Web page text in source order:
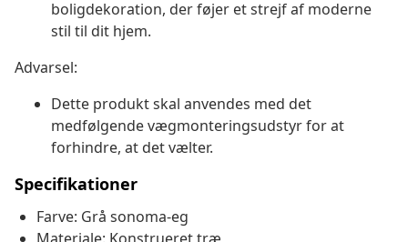
boligdekoration, der føjer et strejf af moderne
stil til dit hjem.
Advarsel:
Dette produkt skal anvendes med det
medfølgende vægmonteringsudstyr for at
forhindre, at det vælter.
Specifikationer
Farve: Grå sonoma-eg